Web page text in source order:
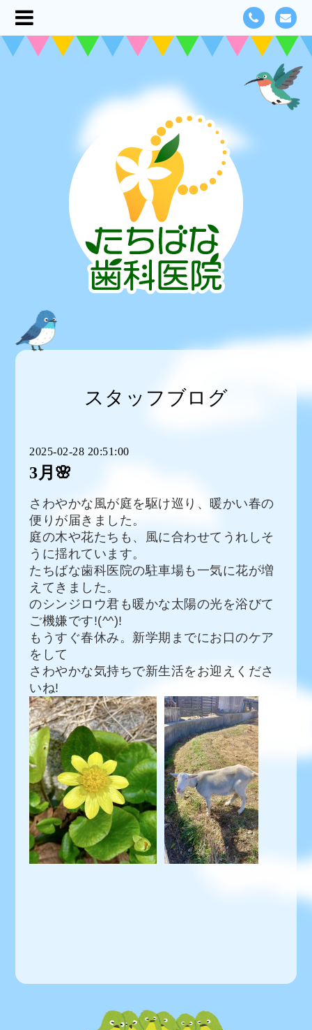
スタッフブログ
2025-02-28 20:51:00
3月🌸
さわやかな風が庭を駆け巡り、暖かい春の
便りが届きました。
庭の木や花たちも、風に合わせてうれしそ
うに揺れています。
たちばな歯科医院の駐車場も一気に花が増
えてきました。
のシンジロウ君も暖かな太陽の光を浴びて
ご機嫌です!(^^)!
もうすぐ春休み。新学期までにお口のケア
をして
さわやかな気持ちで新生活をお迎えくださ
いね!